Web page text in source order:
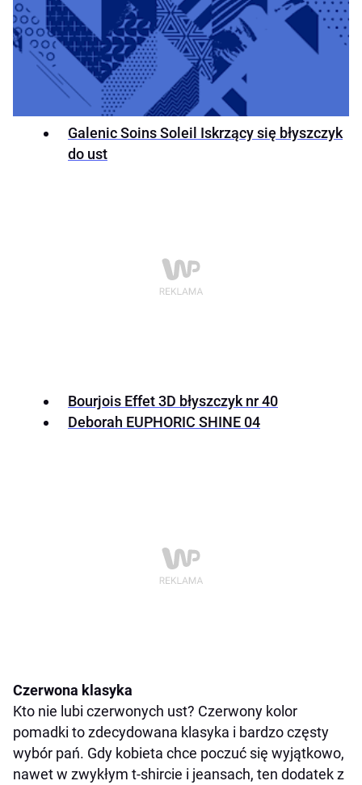
Galenic Soins Soleil Iskrzący się błyszczyk
do ust
Bourjois Effet 3D błyszczyk nr 40
Deborah EUPHORIC SHINE 04
Czerwona klasyka
Kto nie lubi czerwonych ust? Czerwony kolor
pomadki to zdecydowana klasyka i bardzo częsty
wybór pań. Gdy kobieta chce poczuć się wyjątkowo,
nawet w zwykłym t-shircie i jeansach, ten dodatek z